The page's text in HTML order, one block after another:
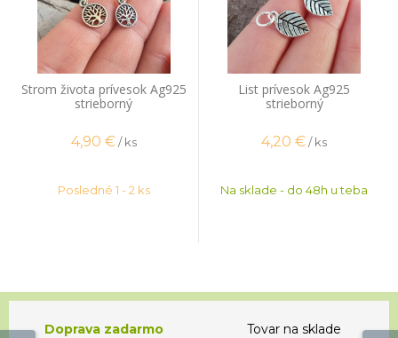
Strom života prívesok Ag925
strieborný
4,90 € / ks
Posledné 1 - 2 ks
List prívesok Ag925
strieborný
4,20 €/ ks
Na sklade - do 48h u teba
Doprava zadarmo
Tovar na sklade